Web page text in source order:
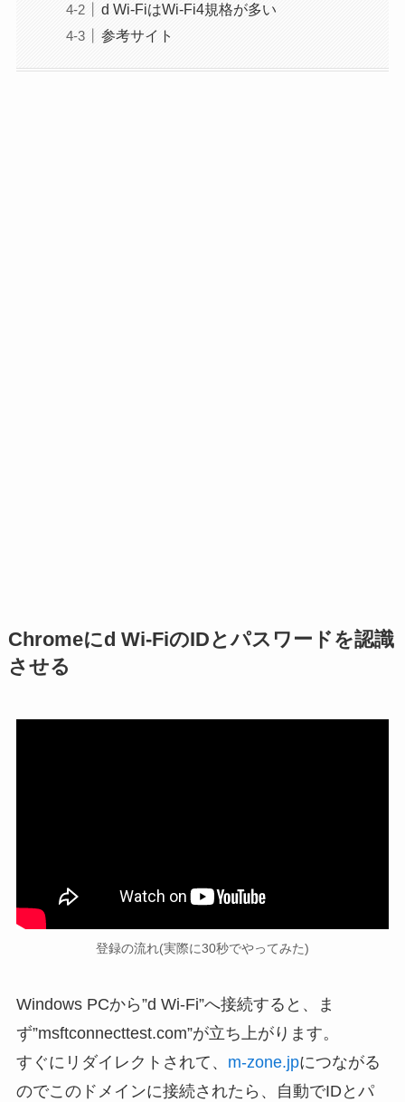
d Wi-FiはWi-Fi4規格が多い
参考サイト
Chromeにd Wi-FiのIDとパスワードを認識
させる
登録の流れ(実際に30秒でやってみた)
Windows PCから”d Wi-Fi”へ接続すると、ま
ず”msftconnecttest.com”が立ち上がります。
すぐにリダイレクトされて、 m-zone.jpにつながる
のでこのドメインに接続されたら、自動でIDとパ